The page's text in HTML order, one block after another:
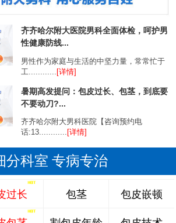
齐齐哈尔附大医院男科全面体检，呵护男
性健康防线...
男性作为家庭与生活的中坚力量，常常忙于
工............
[详情]
暑期高发提问：包皮过长、包茎，到底要
不要动刀?...
齐齐哈尔附大男科医院【咨询预约电
话:13............ [详情]
分科室 专病专治
过长 包茎 包皮嵌顿